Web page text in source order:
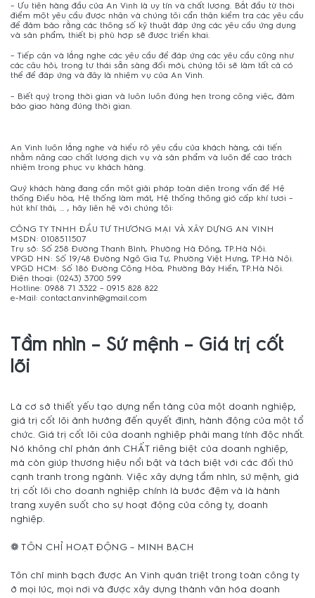
– Ưu tiên hàng đầu của An Vinh là uy tín và chất lượng. Bắt đầu từ thời
điểm một yêu cầu được nhận và chúng tôi cẩn thận kiểm tra các yêu cầu
để đảm bảo rằng các thông số kỹ thuật đáp ứng các yêu cầu ứng dụng
và sản phẩm, thiết bị phù hợp sẽ được triển khai.
– Tiếp cận và lắng nghe các yêu cầu để đáp ứng các yêu cầu cũng như
các câu hỏi, trong tư thái sẵn sàng đổi mới, chúng tôi sẽ làm tất cả có
thể để đáp ứng và đây là nhiệm vụ của An Vinh.
– Biết quý trọng thời gian và luôn luôn đúng hẹn trong công việc, đảm
bảo giao hàng đúng thời gian.
An Vinh luôn lắng nghe và hiểu rõ yêu cầu của khách hàng, cải tiến
nhằm nâng cao chất lượng dịch vụ và sản phẩm và luôn đề cao trách
nhiệm trong phục vụ khách hàng.
Quý khách hàng đang cần một giải pháp toàn diện trong vấn đề Hệ
thống Điều hòa, Hệ thống làm mát, Hệ thống thông gió cấp khí tươi –
hút khí thải, … , hãy liên hệ với chúng tôi:
CÔNG TY TNHH ĐẦU TƯ THƯƠNG MẠI VÀ XÂY DỰNG AN VINH
MSDN: 0108511507
Trụ sở: Số 258 Đường Thanh Bình, Phường Hà Đông, TP.Hà Nội.
VPGD HN: Số 19/48 Đường Ngô Gia Tự, Phường Việt Hưng, TP.Hà Nội.
VPGD HCM: Số 186 Đường Cộng Hòa, Phường Bảy Hiền, TP.Hà Nội.
Điện thoại: (0243) 3700 599
Hotline: 0988 71 3322 – 0915 828 822
e-Mail: contact.anvinh@gmail.com
Tầm nhìn – Sứ mệnh – Giá trị cốt
lõi
Là cơ sở thiết yếu tạo dựng nền tảng của một doanh nghiệp,
giá trị cốt lõi ảnh hưởng đến quyết định, hành động của một tổ
chức. Giá trị cốt lõi của doanh nghiệp phải mang tính độc nhất.
Nó không chỉ phản ánh CHẤT riêng biệt của doanh nghiệp,
mà còn giúp thương hiệu nổi bật và tách biệt với các đối thủ
cạnh tranh trong ngành. Việc xây dựng tầm nhìn, sứ mệnh, giá
trị cốt lõi cho doanh nghiệp chính là bước đệm và là hành
trang xuyên suốt cho sự hoạt động của công ty, doanh
nghiệp.
❁ TÔN CHỈ HOẠT ĐỘNG – MINH BẠCH
Tôn chỉ minh bạch được An Vinh quán triệt trong toàn công ty
ở mọi lúc, mọi nơi và được xây dựng thành văn hóa doanh